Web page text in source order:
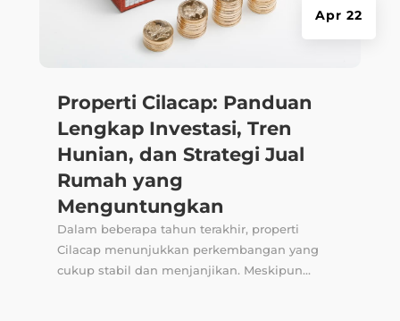
Properti Cilacap: Panduan
Lengkap Investasi, Tren
Hunian, dan Strategi Jual
Rumah yang
Menguntungkan
Apr 22
Dalam beberapa tahun terakhir, properti
Cilacap menunjukkan perkembangan yang
cukup stabil dan menjanjikan. Meskipun...